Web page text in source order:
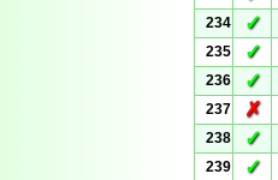
234
✓
235
✓
236
✓
237
✗
238
✓
239
✓